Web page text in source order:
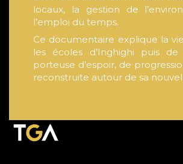
locaux, la gestion de
l’emploi du temps.
Ce documentaire explique la
les écoles d’Inghighi puis
porteuse d’espoir, de
reconstruite autour de sa